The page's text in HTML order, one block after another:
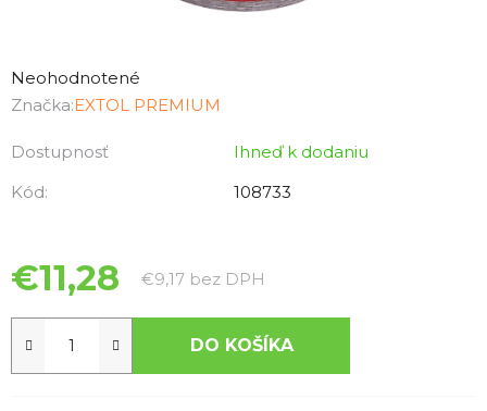
hodnotenie
produktu
0,0
z
Neohodnotené
Značka:EXTOL PREMIUM
Dostupnosť
Ihneď k dodaniu
Kód:
108733
€11,28 €9,17 bez DPH
DO KOŠÍKA